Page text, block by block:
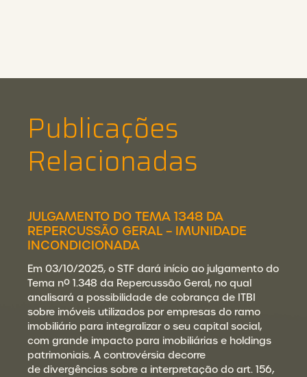
Publicações
Relacionadas
JULGAMENTO DO TEMA 1348 DA
REPERCUSSÃO GERAL – IMUNIDADE
INCONDICIONADA
Em 03/10/2025, o STF dará início ao julgamento do
Tema nº 1.348 da Repercussão Geral, no qual
analisará a possibilidade de cobrança de ITBI
sobre imóveis utilizados por empresas do ramo
imobiliário para integralizar o seu capital social,
com grande impacto para imobiliárias e holdings
patrimoniais. A controvérsia decorre
de divergências sobre a interpretação do art. 156,